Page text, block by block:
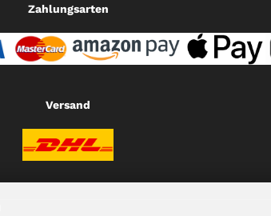
Zahlungsarten
Versand